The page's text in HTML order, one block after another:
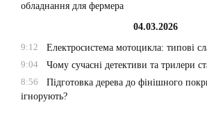
обладнання для фермера
04.03.2026
9:12
Електросистема мотоцикла: типові
9:04
Чому сучасні детективи та трилери
8:56
Підготовка дерева до фінішного
ігнорують?